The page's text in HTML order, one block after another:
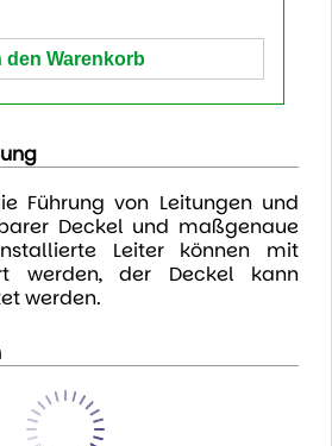
Führung von Leitungen und
Deckel und maßgenaue
Leiter können mit
werden, der Deckel kann
werden.